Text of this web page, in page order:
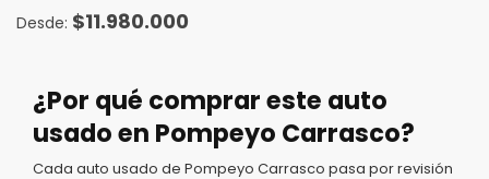
$11.980.000
¿Por qué comprar este auto
usado en Pompeyo Carrasco?
Cada auto usado de Pompeyo Carrasco pasa por revisión